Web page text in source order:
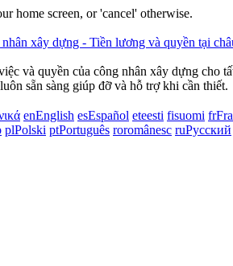
home screen, or 'cancel' otherwise.
và quyền của công nhân xây dựng
sẵn sàng giúp đỡ và hỗ trợ khi cần thiết.
enEnglish esEspañol eteesti fisuomi fr
plPolski ptPortuguês roromânesc ruРусский